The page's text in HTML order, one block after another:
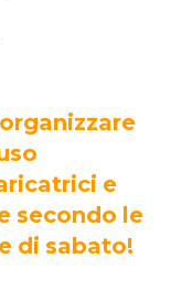
e
secondo le
di sabato!